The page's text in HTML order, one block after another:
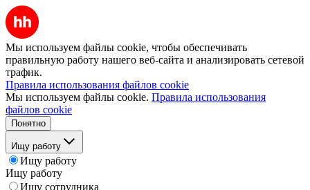
Мы используем файлы cookie, чтобы обеспечивать
правильную работу нашего веб-сайта и анализировать сетевой
трафик.
Правила использования файлов cookie
Мы используем файлы cookie. Правила использования
файлов cookie
Понятно
Ищу работу
Ищу работу
Ищу работу
Ищу сотрудника